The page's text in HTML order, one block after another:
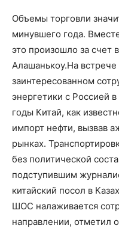
Объемы торговли
минувшего года.
это произошло за счет
Алашанькоу.На
заинтересованном
энергетики с Россией
годы Китай, как
импорт нефти, вызвав
рынках.
без политической
подступившим
китайский посол в
ШОС налаживается
направлении, отметил